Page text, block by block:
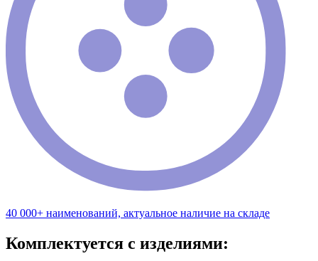
40 000+ наименований, актуальное наличие на складе
Комплектуется с изделиями: